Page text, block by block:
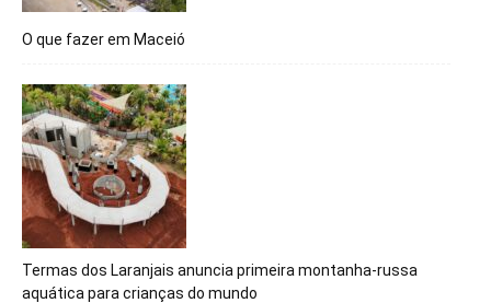
O que fazer em Maceió
Termas dos Laranjais anuncia primeira montanha-russa
aquática para crianças do mundo